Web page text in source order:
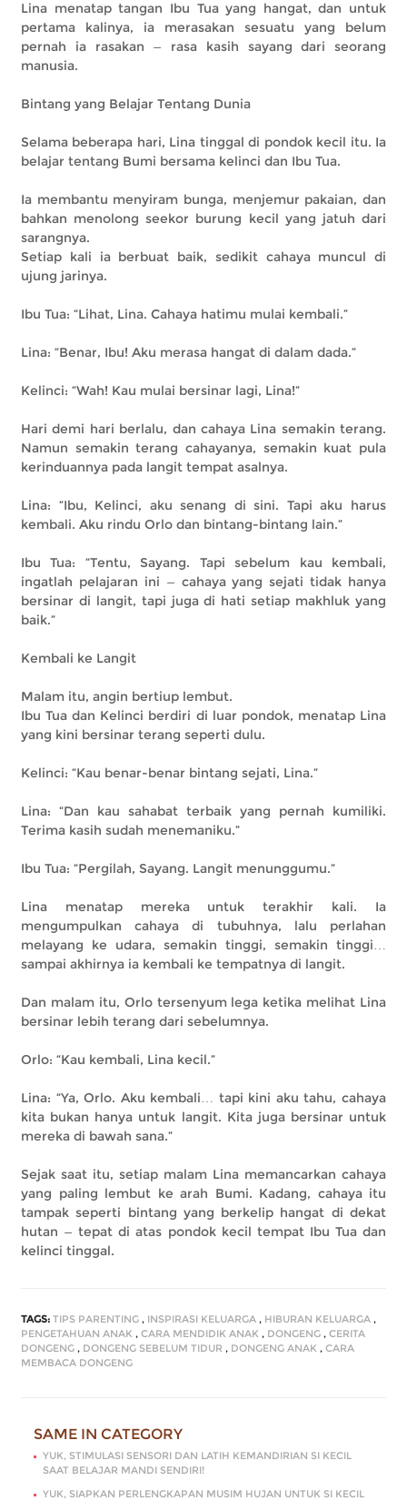
Lina menatap tangan Ibu Tua yang hangat, dan untuk
pertama kalinya, ia merasakan sesuatu yang belum
pernah ia rasakan — rasa kasih sayang dari seorang
manusia.
Bintang yang Belajar Tentang Dunia
Selama beberapa hari, Lina tinggal di pondok kecil itu. Ia
belajar tentang Bumi bersama kelinci dan Ibu Tua.
Ia membantu menyiram bunga, menjemur pakaian, dan
bahkan menolong seekor burung kecil yang jatuh dari
sarangnya.
Setiap kali ia berbuat baik, sedikit cahaya muncul di
ujung jarinya.
Ibu Tua: “Lihat, Lina. Cahaya hatimu mulai kembali.”
Lina: “Benar, Ibu! Aku merasa hangat di dalam dada.”
Kelinci: “Wah! Kau mulai bersinar lagi, Lina!”
Hari demi hari berlalu, dan cahaya Lina semakin terang.
Namun semakin terang cahayanya, semakin kuat pula
kerinduannya pada langit tempat asalnya.
Lina: “Ibu, Kelinci, aku senang di sini. Tapi aku harus
kembali. Aku rindu Orlo dan bintang-bintang lain.”
Ibu Tua: “Tentu, Sayang. Tapi sebelum kau kembali,
ingatlah pelajaran ini — cahaya yang sejati tidak hanya
bersinar di langit, tapi juga di hati setiap makhluk yang
baik.”
Kembali ke Langit
Malam itu, angin bertiup lembut.
Ibu Tua dan Kelinci berdiri di luar pondok, menatap Lina
yang kini bersinar terang seperti dulu.
Kelinci: “Kau benar-benar bintang sejati, Lina.”
Lina: “Dan kau sahabat terbaik yang pernah kumiliki.
Terima kasih sudah menemaniku.”
Ibu Tua: “Pergilah, Sayang. Langit menunggumu.”
Lina menatap mereka untuk terakhir kali. Ia
mengumpulkan cahaya di tubuhnya, lalu perlahan
melayang ke udara, semakin tinggi, semakin tinggi…
sampai akhirnya ia kembali ke tempatnya di langit.
Dan malam itu, Orlo tersenyum lega ketika melihat Lina
bersinar lebih terang dari sebelumnya.
Orlo: “Kau kembali, Lina kecil.”
Lina: “Ya, Orlo. Aku kembali… tapi kini aku tahu, cahaya
kita bukan hanya untuk langit. Kita juga bersinar untuk
mereka di bawah sana.”
Sejak saat itu, setiap malam Lina memancarkan cahaya
yang paling lembut ke arah Bumi. Kadang, cahaya itu
tampak seperti bintang yang berkelip hangat di dekat
hutan — tepat di atas pondok kecil tempat Ibu Tua dan
kelinci tinggal.
TAGS: TIPS PARENTING , INSPIRASI KELUARGA , HIBURAN KELUARGA ,
PENGETAHUAN ANAK , CARA MENDIDIK ANAK , DONGENG , CERITA
DONGENG , DONGENG SEBELUM TIDUR , DONGENG ANAK , CARA
MEMBACA DONGENG
SAME IN CATEGORY
YUK, STIMULASI SENSORI DAN LATIH KEMANDIRIAN SI KECIL
SAAT BELAJAR MANDI SENDIRI!
YUK, SIAPKAN PERLENGKAPAN MUSIM HUJAN UNTUK SI KECIL